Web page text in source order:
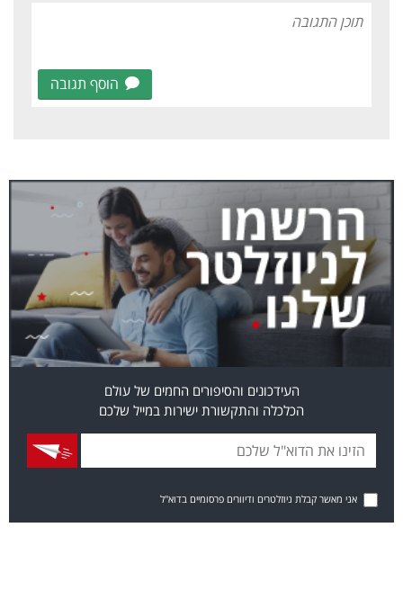
הוסף תגובה
העידכונים והסיפורים החמים של עולם
הכלכלה והתקשורת ישירות במייל שלכם
אני מאשר קבלת ניוזלטרים ודיוורים פרסומיים בדוא"ל